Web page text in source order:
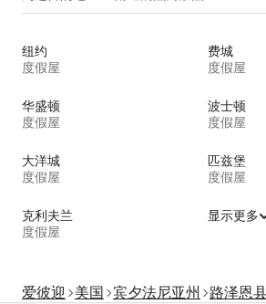
纽约
度假屋
费城
度假屋
华盛顿
度假屋
波士顿
度假屋
大洋城
度假屋
匹兹堡
度假屋
克利夫兰
度假屋
显示更多
爱彼迎 美国 宾夕法尼亚州 路泽恩